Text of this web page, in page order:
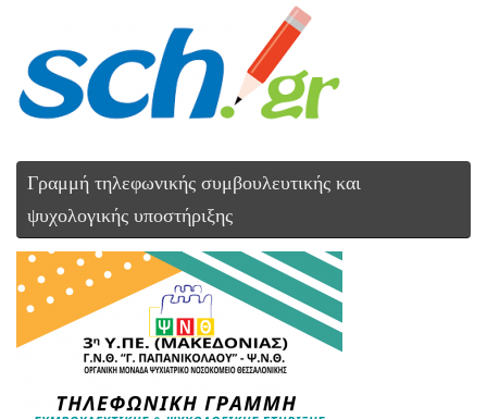
Γραμμή τηλεφωνικής συμβουλευτικής και
ψυχολογικής υποστήριξης